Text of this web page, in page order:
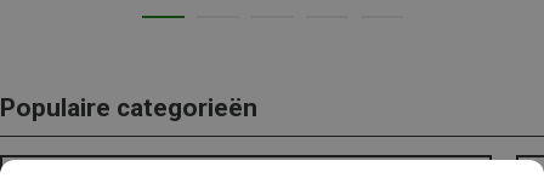
Populaire categorieën